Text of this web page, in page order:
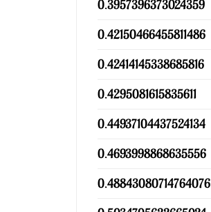
0.3957396373024359
0.42150466455811486
0.42414145338685816
0.4295081615835611
0.44937104437524134
0.4693998868635556
0.48843080714764076